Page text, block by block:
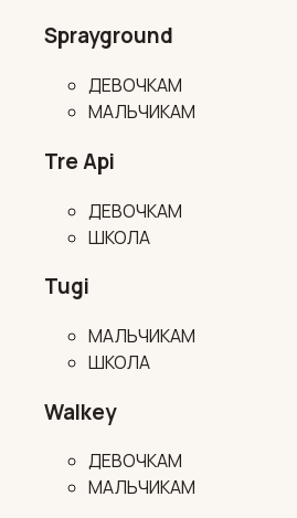
Sprayground
ДЕВОЧКАМ
МАЛЬЧИКАМ
Tre Api
ДЕВОЧКАМ
ШКОЛА
Tugi
МАЛЬЧИКАМ
ШКОЛА
Walkey
ДЕВОЧКАМ
МАЛЬЧИКАМ